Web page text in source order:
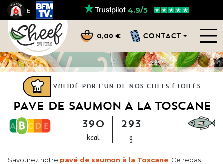
ET 4.9/5
0,00 € CONTACT
Validé par l'un de nos chefs étoilés
PAVÉ DE SAUMON À LA TOSCANE
390
kcal
293
g
Savourez notre pavé de saumon à la Toscane . Ce repas